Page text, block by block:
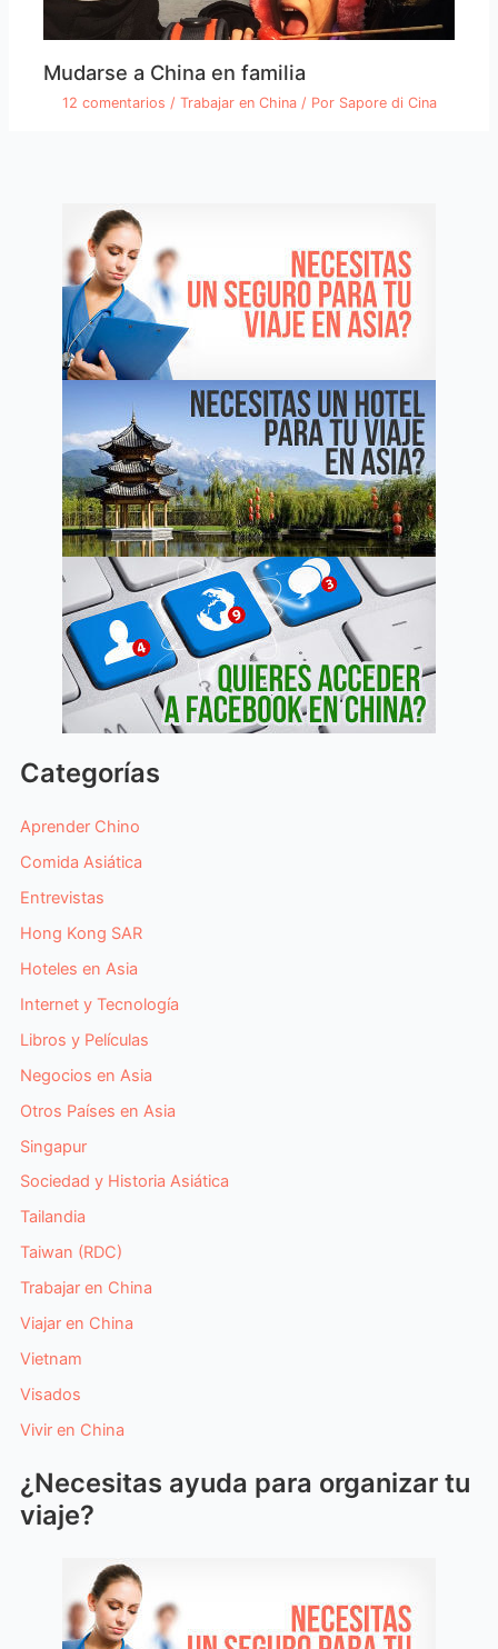
Mudarse a China en familia
12 comentarios / Trabajar en China/ Por Sapore di Cina
Categorías
Aprender Chino
Comida Asiática
Entrevistas
Hong Kong SAR
Hoteles en Asia
Internet y Tecnología
Libros y Películas
Negocios en Asia
Otros Países en Asia
Singapur
Sociedad y Historia Asiática
Tailandia
Taiwan (RDC)
Trabajar en China
Viajar en China
Vietnam
Visados
Vivir en China
¿Necesitas ayuda para organizar tu
viaje?